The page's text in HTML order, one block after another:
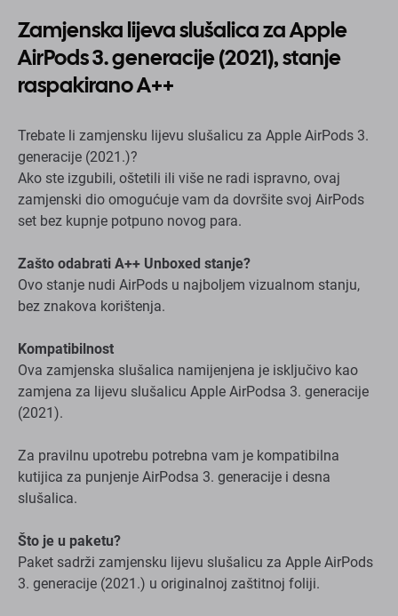
Zamjenska lijeva slušalica za Apple
AirPods 3. generacije (2021), stanje
raspakirano A++
Trebate li zamjensku lijevu slušalicu za Apple AirPods 3.
generacije (2021.)?
Ako ste izgubili, oštetili ili više ne radi ispravno, ovaj
zamjenski dio omogućuje vam da dovršite svoj AirPods
set bez kupnje potpuno novog para.
Zašto odabrati A++ Unboxed stanje?
Ovo stanje nudi AirPods u najboljem vizualnom stanju,
bez znakova korištenja.
Kompatibilnost
Ova zamjenska slušalica namijenjena je isključivo kao
zamjena za lijevu slušalicu Apple AirPodsa 3. generacije
(2021).
Za pravilnu upotrebu potrebna vam je kompatibilna
kutijica za punjenje AirPodsa 3. generacije i desna
slušalica.
Što je u paketu?
Paket sadrži zamjensku lijevu slušalicu za Apple AirPods
3. generacije (2021.) u originalnoj zaštitnoj foliji.